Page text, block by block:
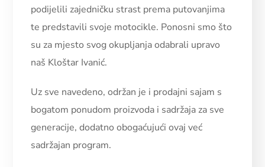
podijelili zajedničku strast prema putovanjima
te predstavili svoje motocikle. Ponosni smo što
su za mjesto svog okupljanja odabrali upravo
naš Kloštar Ivanić.
Uz sve navedeno, održan je i prodajni sajam s
bogatom ponudom proizvoda i sadržaja za sve
generacije, dodatno obogaćujući ovaj već
sadržajan program.